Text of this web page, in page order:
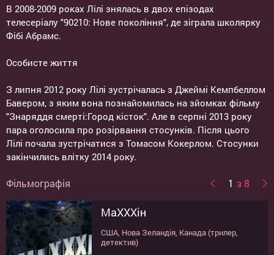
В 2008-2009 роках Лілі знялась в двох епізодах
телесеріалу "90210: Нове покоління", де зіграла школярку
Фібі Абрамс.
Особисте життя
З липня 2012 року Лілі зустрічалась з Джеймі Кемпбеллом
Бавером, з яким вона познайомилась на зйомках фільму
"Знаряддя смерті:Город кісток". Але в серпні 2013 року
пара оголосила про розірвання стосунків. Після цього
Лілі почала зустрічатися з Томасом Кокерлом. Стосунки
закінчились влітку 2014 року.
Фільмографія 1 з 8
МаХХХін
США, Нова Зеландія, Канада (трилер,
детектив)
Темна спадщина
США (трилер, детектив)
Звабливий, поганий, злий
США (трилер, кримінал)
Толкін
США (драма, біографія)
Обережно: Грамп!
Великобританія, Мексика (мультфільм)
Правила не застосовуються
США (комедія)
З любов'ю, Розі
Великобританія, США (комедія,
мелодрама)
Знаряддя смерті: Місто кісток
США, Німеччина (фентезі)